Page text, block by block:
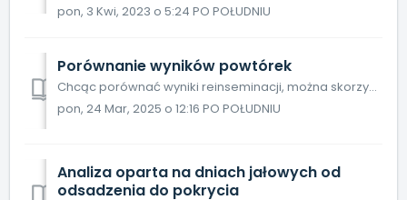
pon, 3 Kwi, 2023 o 5:24 PO POŁUDNIU
Porównanie wyników powtórek
Chcąc porównać wyniki reinseminacji, można skorzystać z analizy wpływu. Przechodzimy do menu Analizy lochy - Analiza wpływu – PigVision - Krycie - Dni ...
pon, 24 Mar, 2025 o 12:16 PO POŁUDNIU
Analiza oparta na dniach jałowych od
odsadzenia do pokrycia